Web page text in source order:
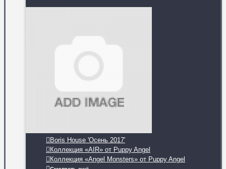
Boris House 'Осень 2017'
Коллекция «AIR» от Puppy Angel
Коллекция «Angel Monsters» от Puppy Angel